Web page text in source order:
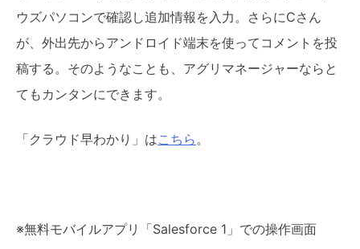
ウズパソコンで確認し追加情報を入力。さらにCさん
が、外出先からアンドロイド端末を使ってコメントを投
稿する。そのようなことも、アグリマネージャーならと
てもカンタンにできます。
「クラウド早わかり」はこちら 。
※無料モバイルアプリ「Salesforce 1」での操作画面